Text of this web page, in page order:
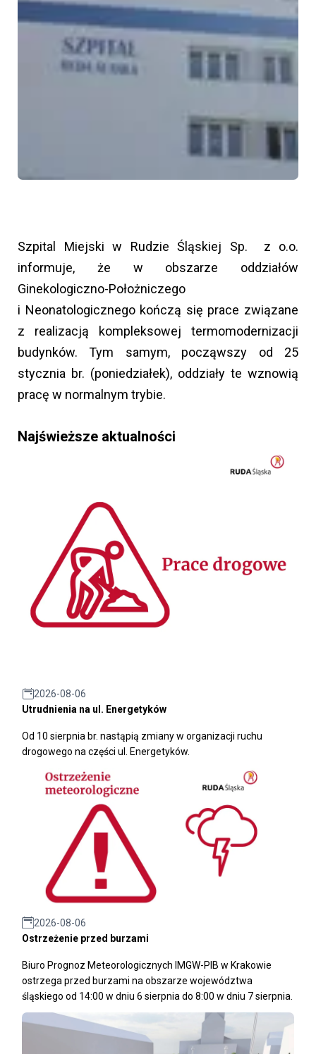
Szpital Miejski w Rudzie Śląskiej Sp. z o.o.
informuje, że w obszarze oddziałów
Ginekologiczno-Położniczego
i Neonatologicznego kończą się prace związane
z realizacją kompleksowej termomodernizacji
budynków. Tym samym, począwszy od 25
stycznia br. (poniedziałek), oddziały te wznowią
pracę w normalnym trybie.
Najświeższe aktualności
2026-08-06
Utrudnienia na ul. Energetyków
Od 10 sierpnia br. nastąpią zmiany w organizacji ruchu
drogowego na części ul. Energetyków.
2026-08-06
Ostrzeżenie przed burzami
Biuro Prognoz Meteorologicznych IMGW-PIB w Krakowie
ostrzega przed burzami na obszarze województwa
śląskiego od 14:00 w dniu 6 sierpnia do 8:00 w dniu 7 sierpnia.